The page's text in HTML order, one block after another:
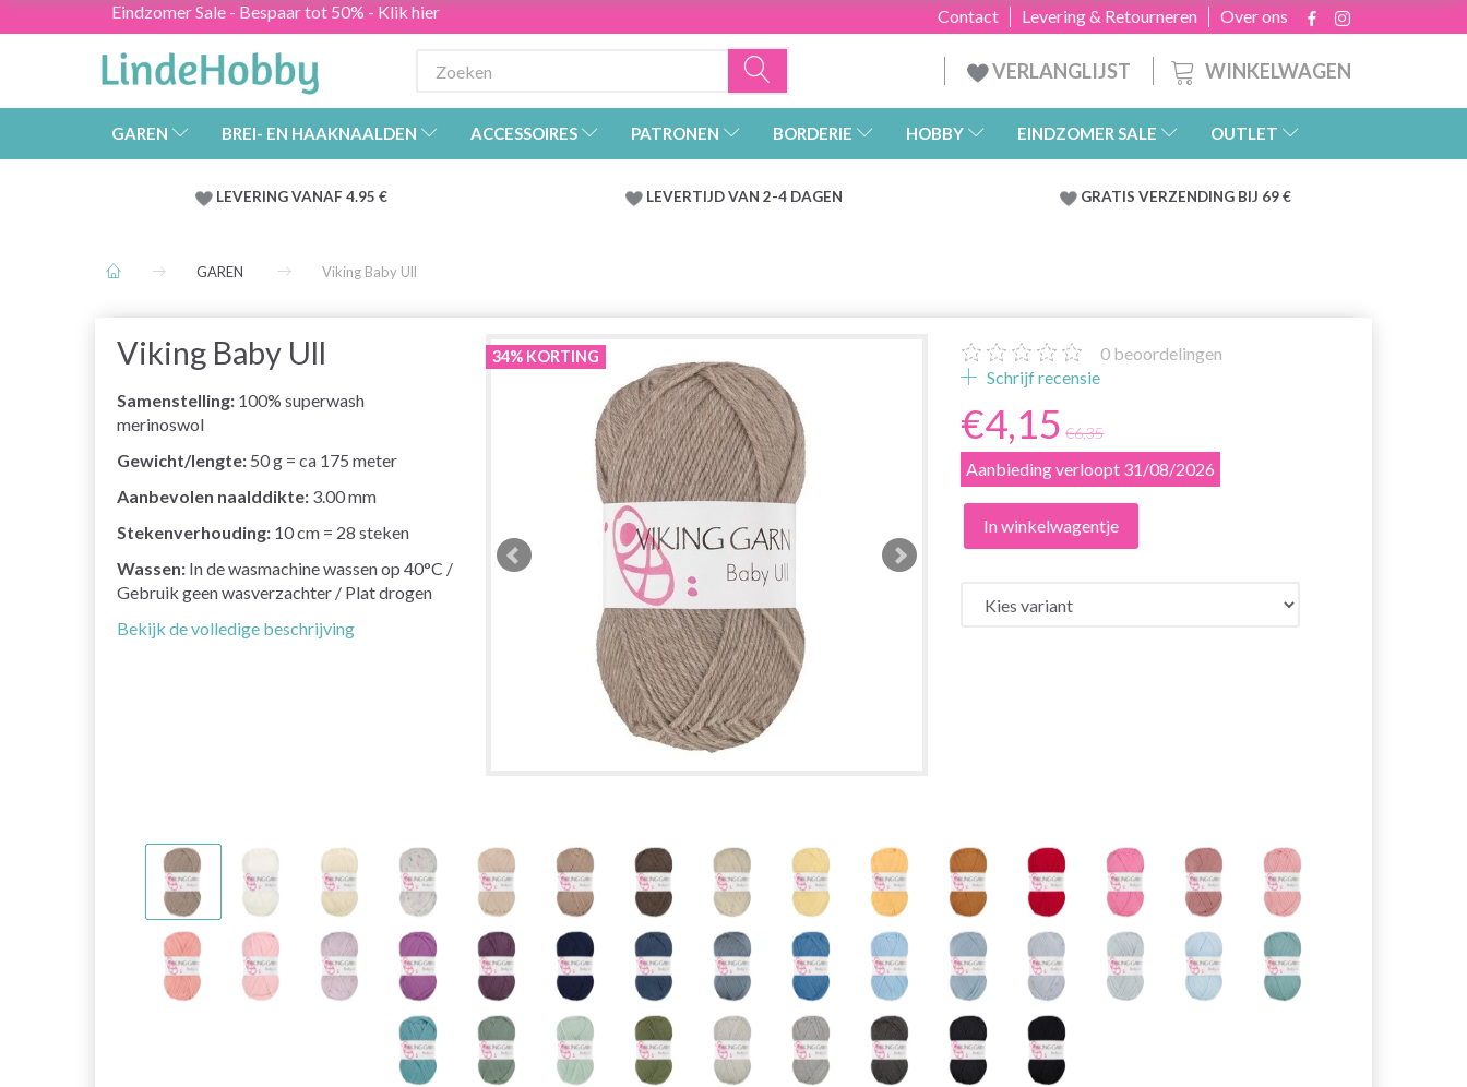
Eindzomer Sale - Bespaar tot 50% - Klik hier Over ons
Levering & Retourneren
Contact
WINKELWAGEN
VERLANGLIJST
GAREN BREI- EN HAAKNAALDEN ACCESSOIRES PATRONEN BORDERIE HOBBY EINDZOMER SALE OUTLET
LEVERING VANAF 4.95 € LEVERTIJD VAN 2-4 DAGEN GRATIS VERZENDING BIJ 69 €
GAREN Viking Baby Ull
Viking Baby Ull
Samenstelling: 100% superwash
merinoswol
Gewicht/lengte: 50 g = ca 175 meter
Aanbevolen naalddikte: 3.00 mm
Stekenverhouding: 10 cm = 28 steken
Wassen: In de wasmachine wassen op 40°C /
Gebruik geen wasverzachter / Plat drogen
Bekijk de volledige beschrijving
34% KORTING 0 beoordelingen
Schrijf recensie
€4,15 €6,35
Aanbieding verloopt 31/08/2026
In winkelwagentje